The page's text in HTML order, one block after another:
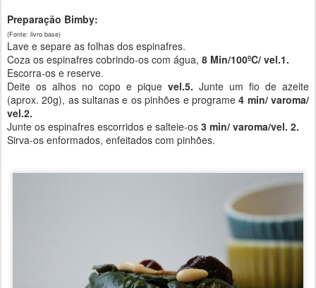
Preparação Bimby:
(Fonte: livro base)
Lave e separe as folhas dos espinafres.
Coza os espinafres cobrindo-os com água, 8 Min/100ºC/ vel.1.
Escorra-os e reserve.
Deite os alhos no copo e pique vel.5. Junte um fio de azeite
(aprox. 20g), as sultanas e os pinhões e programe4 min/ varoma/
vel.2.
Junte os espinafres escorridos e salteie-os 3 min/ varoma/vel. 2.
Sirva-os enformados, enfeitados com pinhões.